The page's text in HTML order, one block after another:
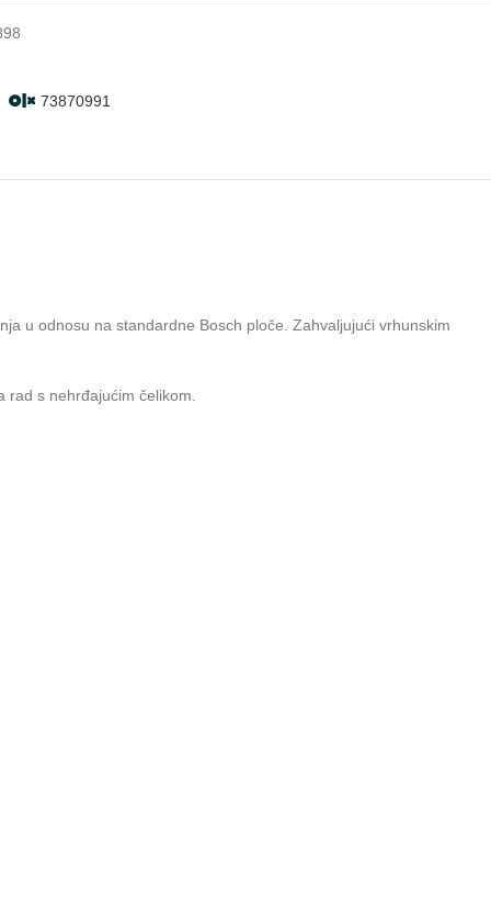
73870991
u odnosu na standardne Bosch ploče. Zahvaljujući vrhunskim
s nehrđajućim čelikom.